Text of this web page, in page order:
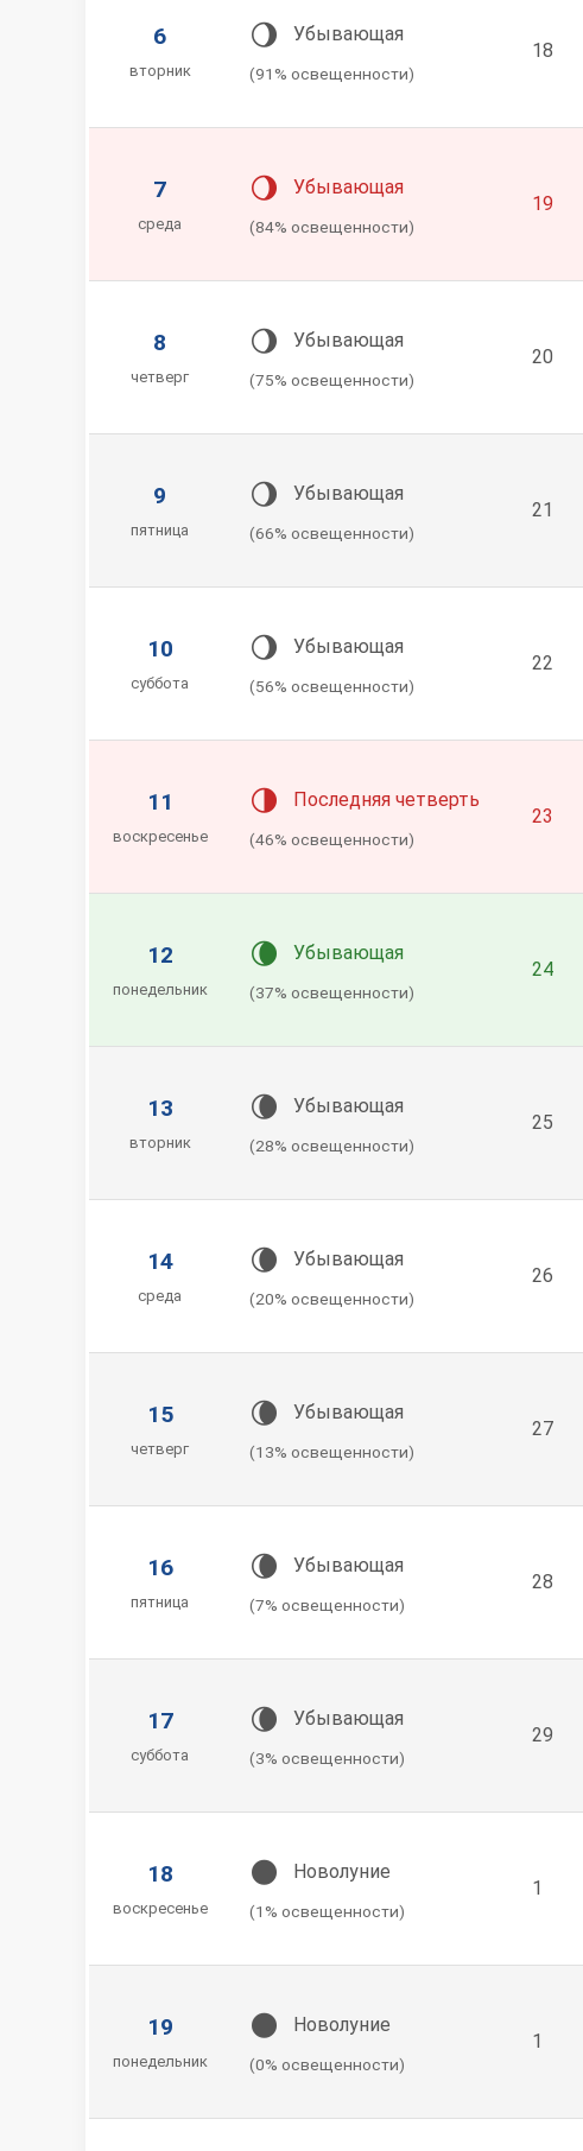
6
вторник
🌖 Убывающая
(91% освещенности)
18
7
среда
🌖 Убывающая
(84% освещенности)
19
8
четверг
🌖 Убывающая
(75% освещенности)
20
9
пятница
🌖 Убывающая
(66% освещенности)
21
10
суббота
🌖 Убывающая
(56% освещенности)
22
11
воскресенье
🌗 Последняя четверть
(46% освещенности)
23
12
понедельник
🌘 Убывающая
(37% освещенности)
24
13
вторник
🌘 Убывающая
(28% освещенности)
25
14
среда
🌘 Убывающая
(20% освещенности)
26
15
четверг
🌘 Убывающая
(13% освещенности)
27
16
пятница
🌘 Убывающая
(7% освещенности)
28
17
суббота
🌘 Убывающая
(3% освещенности)
29
18
воскресенье
🌑 Новолуние
(1% освещенности)
1
19
понедельник
🌑 Новолуние
(0% освещенности)
1